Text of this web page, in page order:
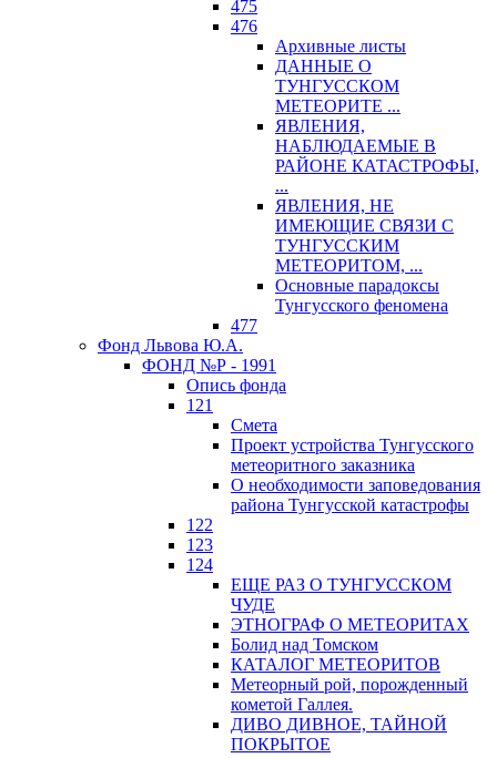
475
476
Архивные листы
ДАННЫЕ О
ТУНГУССКОМ
МЕТЕОРИТЕ ...
ЯВЛЕНИЯ,
НАБЛЮДАЕМЫЕ В
РАЙОНЕ КАТАСТРОФЫ,
...
ЯВЛЕНИЯ, НЕ
ИМЕЮЩИЕ СВЯЗИ С
ТУНГУССКИМ
МЕТЕОРИТОМ, ...
Основные парадоксы
Тунгусского феномена
477
Фонд Львова Ю.А.
ФОНД №Р - 1991
Опись фонда
121
Смета
Проект устройства Тунгусского
метеоритного заказника
О необходимости заповедования
района Тунгусской катастрофы
122
123
124
ЕЩЕ РАЗ О ТУНГУССКОМ
ЧУДЕ
ЭТНОГРАФ О МЕТЕОРИТАХ
Болид над Томском
КАТАЛОГ МЕТЕОРИТОВ
Метеорный рой, порожденный
кометой Галлея.
ДИВО ДИВНОЕ, ТАЙНОЙ
ПОКРЫТОЕ